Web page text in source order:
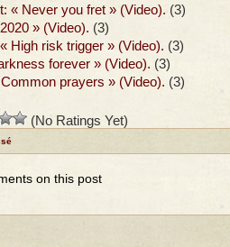
« Never you fret » (Video). (3)
» (Video). (3)
High risk trigger » (Video). (3)
forever » (Video). (3)
prayers » (Video). (3)
(No Ratings Yet)
on this post